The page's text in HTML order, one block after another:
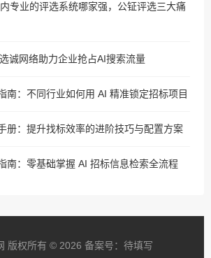
专业的评选系统哪家强，公钲评选三大痛
诚网络助力企业抢占AI搜索流量
南：不同行业如何用 AI 精准锁定招标项目
册：提升找标效率的进阶技巧与配置方案
南：零基础掌握 AI 招标信息检索全流程
版权所有 © 2026 备案号：待填写